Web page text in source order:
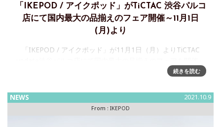
「IKEPOD / アイクポッド」がTiCTAC 渋谷パルコ
店にて国内最大の品揃えのフェア開催～11月1日
(月)より
「IKEPOD / アイクポッド」が11月1日（月）よりTiCTAC
新作SEAPOD、各種限定モデル等、充実のラインアップに加
続きを読む
NEWS 2021.10.9
From : IKEPOD